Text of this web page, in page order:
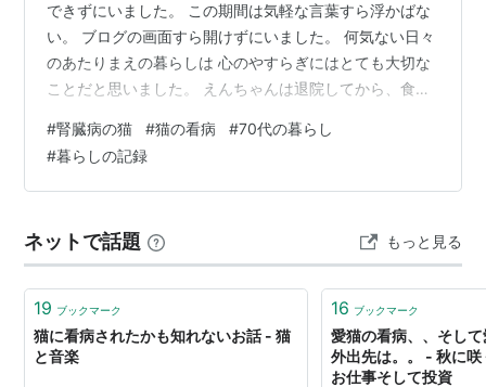
できずにいました。 この期間は気軽な言葉すら浮かばな
い。 ブログの画面すら開けずにいました。 何気ない日々
のあたりまえの暮らしは 心のやすらぎにはとても大切な
ことだと思いました。 えんちゃんは退院してから、食事
エットしなくて良いのよ｣と言いながら… 焦ったネコマ
マ、絶えずそばでフードを差し出します。 だめと分かっ
ていてもまた、フードを片手に。 遂にえんちゃんいつも
押入れへ移動してしまいました。 来客があるといつも隠
れてしまう、えんちゃんにと…
#腎臓病の猫 #猫の看病 #70代の暮らし
#暮らしの記録
ネットで話題 もっと見る
19 ブックマーク
猫に看病されたかも知れないお話 - 猫
と音楽
16 ブックマーク
愛猫の看病、、そし
外出先は。。 - 秋に
お仕事そして投資